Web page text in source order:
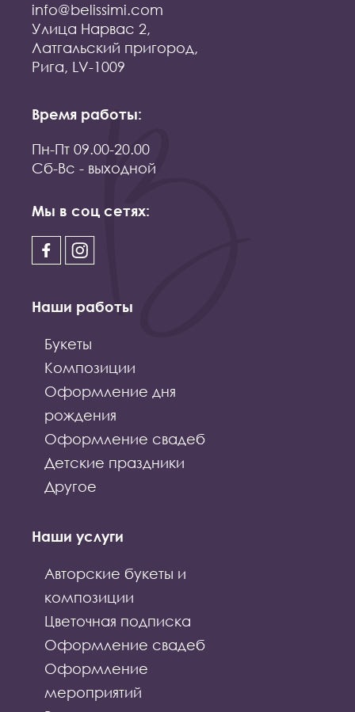
info@belissimi.com
Улица Нарвас 2,
Латгальский пригород,
Рига, LV-1009
Время работы:
Пн-Пт 09.00-20.00
Сб-Вс - выходной
Мы в соц сетях:
Наши работы
Букеты
Композиции
Оформление дня
рождения
Оформление свадеб
Детские праздники
Другое
Наши услуги
Авторские букеты и
композиции
Цветочная подписка
Оформление свадеб
Оформление
мероприятий